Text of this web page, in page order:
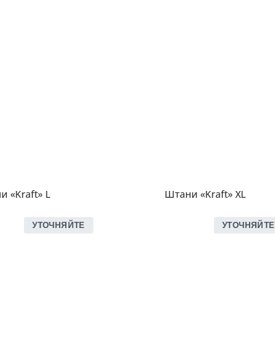
«Kraft» L
УТОЧНЯЙТЕ
Штани «Kraft» XL
УТОЧНЯЙТЕ